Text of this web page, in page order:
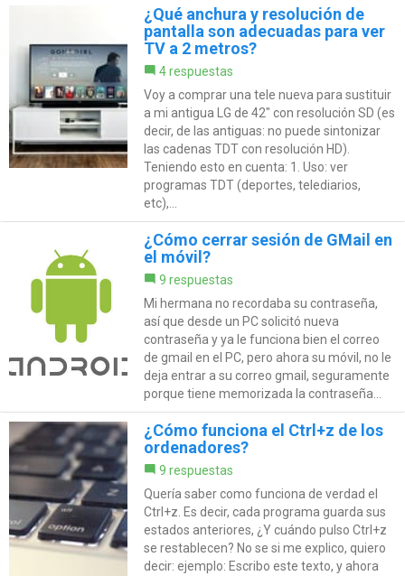
¿Qué anchura y resolución de
pantalla son adecuadas para ver
TV a 2 metros?
4 respuestas
Voy a comprar una tele nueva para sustituir
a mi antigua LG de 42" con resolución SD (es
decir, de las antiguas: no puede sintonizar
las cadenas TDT con resolución HD).
Teniendo esto en cuenta: 1. Uso: ver
programas TDT (deportes, telediarios,
etc),...
¿Cómo cerrar sesión de GMail en
el móvil?
9 respuestas
Mi hermana no recordaba su contraseña,
así que desde un PC solicitó nueva
contraseña y ya le funciona bien el correo
de gmail en el PC, pero ahora su móvil, no le
deja entrar a su correo gmail, seguramente
porque tiene memorizada la contraseña...
¿Cómo funciona el Ctrl+z de los
ordenadores?
9 respuestas
Quería saber como funciona de verdad el
Ctrl+z. Es decir, cada programa guarda sus
estados anteriores, ¿Y cuándo pulso Ctrl+z
se restablecen? No se si me explico, quiero
decir: ejemplo: Escribo este texto, y ahora